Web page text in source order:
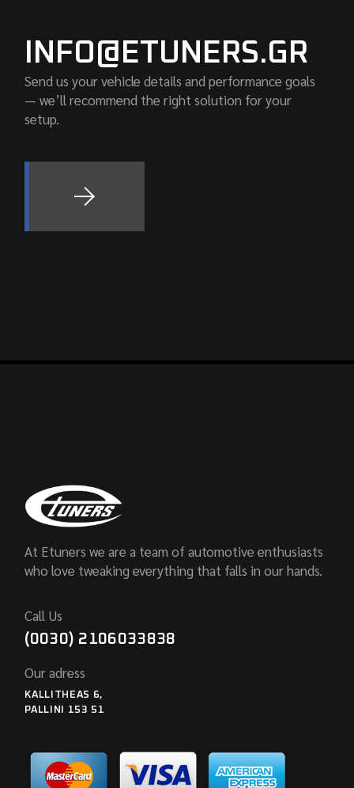
INFO@ETUNERS.GR
Send us your vehicle details and performance goals
— we’ll recommend the right solution for your
setup.
At Etuners we are a team of automotive enthusiasts
who love tweaking everything that falls in our hands.
Call Us
(0030) 2106033838
Our adress
KALLITHEAS 6,
PALLINI 153 51